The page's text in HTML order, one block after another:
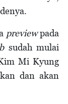
previewpada
sudah mulai
Mi Kyung
dan akan